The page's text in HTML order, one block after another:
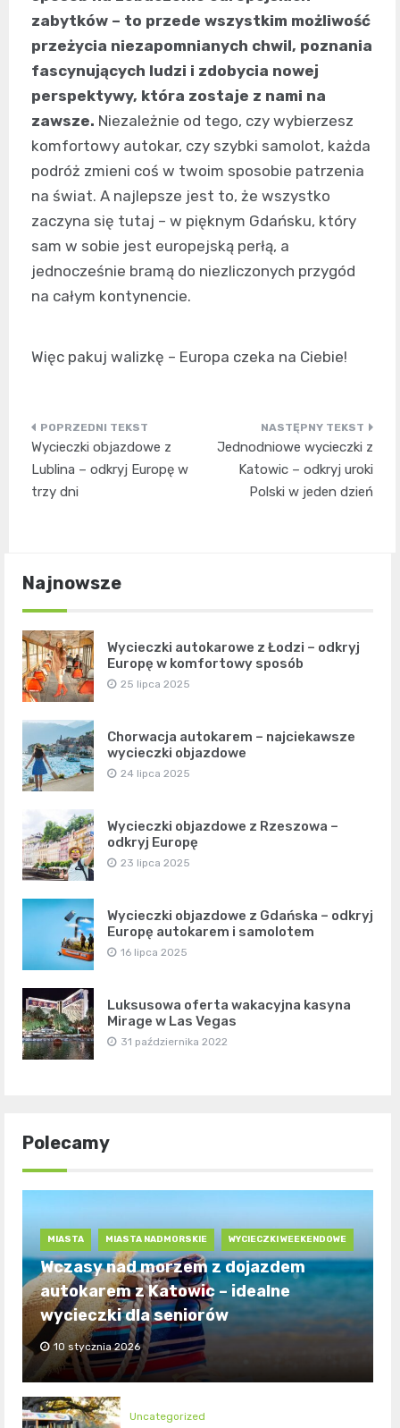
zabytków – to przede wszystkim możliwość
przeżycia niezapomnianych chwil, poznania
fascynujących ludzi i zdobycia nowej
perspektywy, która zostaje z nami na
zawsze. Niezależnie od tego, czy wybierzesz
komfortowy autokar, czy szybki samolot, każda
podróż zmieni coś w twoim sposobie patrzenia
na świat. A najlepsze jest to, że wszystko
zaczyna się tutaj – w pięknym Gdańsku, który
sam w sobie jest europejską perłą, a
jednocześnie bramą do niezliczonych przygód
na całym kontynencie.
Więc pakuj walizkę – Europa czeka na Ciebie!
Nawigacja
wpisu
Wycieczki objazdowe z
Lublina – odkryj Europę w
trzy dni
Jednodniowe wycieczki z
Katowic – odkryj uroki
Polski w jeden dzień
Najnowsze
Wycieczki autokarowe z Łodzi – odkryj
Europę w komfortowy sposób
25 lipca 2025
Chorwacja autokarem – najciekawsze
wycieczki objazdowe
24 lipca 2025
Wycieczki objazdowe z Rzeszowa –
odkryj Europę
23 lipca 2025
Wycieczki objazdowe z Gdańska – odkryj
Europę autokarem i samolotem
16 lipca 2025
Luksusowa oferta wakacyjna kasyna
Mirage w Las Vegas
31 października 2022
Polecamy
MIASTA MIASTA NADMORSKIE WYCIECZKI WEEKENDOWE
Wczasy nad morzem z dojazdem
autokarem z Katowic – idealne
wycieczki dla seniorów
10 stycznia 2026
Uncategorized